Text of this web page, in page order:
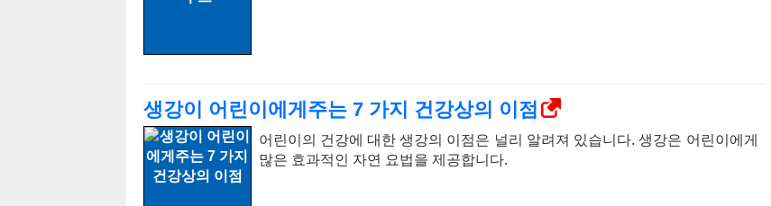
생강이 어린이에게주는 7 가지 건강상의 이점
어린이의 건강에 대한 생강의 이점은 널리 알려져 있습니다. 생강은 어린이에게
많은 효과적인 자연 요법을 제공합니다.